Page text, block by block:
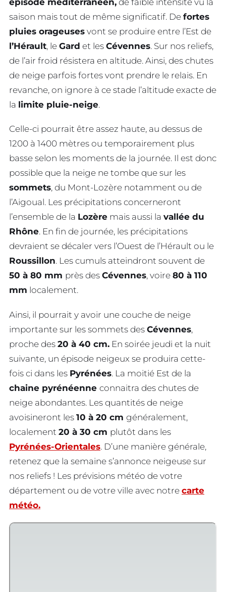
saison mais tout de même significatif. De fortes
pluies orageuses vont se produire entre l’Est de
l’Hérault, le Gard et les Cévennes. Sur nos reliefs,
de l’air froid résistera en altitude. Ainsi, des chutes
de neige parfois fortes vont prendre le relais. En
revanche, on ignore à ce stade l’altitude exacte de
la limite pluie-neige.
Celle-ci pourrait être assez haute, au dessus de
1200 à 1400 mètres ou temporairement plus
basse selon les moments de la journée. Il est donc
possible que la neige ne tombe que sur les
sommets, du Mont-Lozère notamment ou de
l’Aigoual. Les précipitations concerneront
l’ensemble de la Lozère mais aussi la vallée du
Rhône. En fin de journée, les précipitations
devraient se décaler vers l’Ouest de l’Hérault ou le
Roussillon. Les cumuls atteindront souvent de
50 à 80 mm près des Cévennes, voire 80 à 110
mm localement.
Ainsi, il pourrait y avoir une couche de neige
importante sur les sommets des Cévennes,
proche des 20 à 40 cm. En soirée jeudi et la nuit
suivante, un épisode neigeux se produira cette-
fois ci dans les Pyrénées. La moitié Est de la
chaine pyrénéenne connaitra des chutes de
neige abondantes. Les quantités de neige
avoisineront les 10 à 20 cm généralement,
localement 20 à 30 cm plutôt dans les
Pyrénées-Orientales. D’une manière générale,
retenez que la semaine s’annonce neigeuse sur
nos reliefs ! Les prévisions météo de votre
département ou de votre ville avec notre carte
météo.